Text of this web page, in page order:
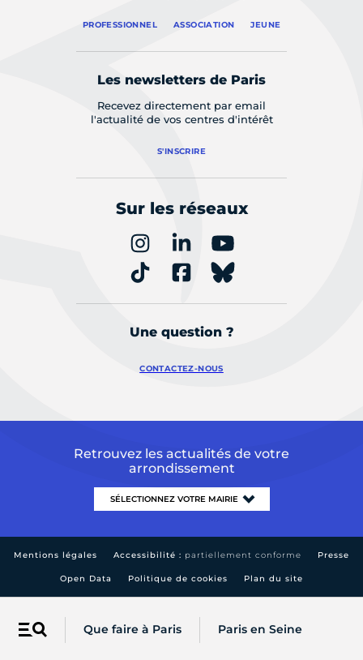
Menu Que faire à Paris Paris en Seine
PROFESSIONNEL ASSOCIATION JEUNE
Les newsletters de Paris
Recevez directement par email
l'actualité de vos centres d'intérêt
S'INSCRIRE
Sur les réseaux
Une question ?
CONTACTEZ-NOUS
Retrouvez les actualités de votre
arrondissement
Mentions légales Accessibilité : partiellement conforme Presse
Open Data Politique de cookies Plan du site